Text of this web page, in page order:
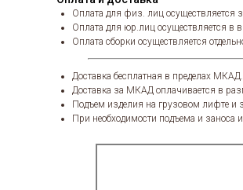
Оплата для физ. лиц осуществляется
Оплата для юр.лиц осуществляется в
Оплата сборки осуществляется
Доставка бесплатная в пределах МКАД.
Доставка за МКАД оплачивается в
Подъем изделия на грузовом лифте и
При необходимости подъема и заноса